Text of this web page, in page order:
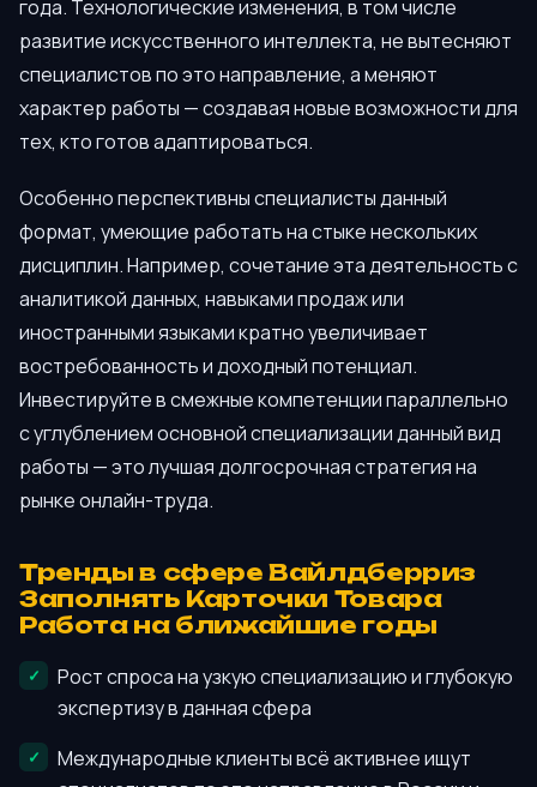
года. Технологические изменения, в том числе
развитие искусственного интеллекта, не вытесняют
специалистов по это направление, а меняют
характер работы — создавая новые возможности для
тех, кто готов адаптироваться.
Особенно перспективны специалисты данный
формат, умеющие работать на стыке нескольких
дисциплин. Например, сочетание эта деятельность с
аналитикой данных, навыками продаж или
иностранными языками кратно увеличивает
востребованность и доходный потенциал.
Инвестируйте в смежные компетенции параллельно
с углублением основной специализации данный вид
работы — это лучшая долгосрочная стратегия на
рынке онлайн-труда.
Тренды в сфере Вайлдберриз
Заполнять Карточки Товара
Работа на ближайшие годы
Рост спроса на узкую специализацию и глубокую
экспертизу в данная сфера
Международные клиенты всё активнее ищут